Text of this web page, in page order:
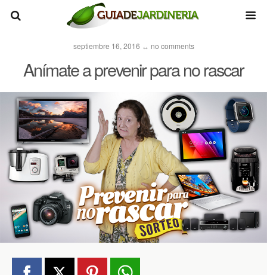
septiembre 16, 2016 ↔ no comments
Anímate a prevenir para no rascar